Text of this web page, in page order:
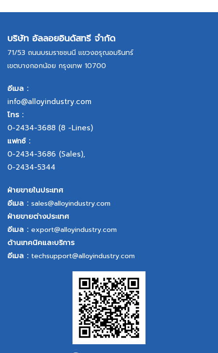
บริษัท อัลลอยอินดัสทรี จำกัด
71/53 ถนนบรมราชชนนี แขวงอรุณอมรินทร์
เขตบางกอกน้อย กรุงเทพ 10700
อีเมล :
info@alloyindustry.com
โทร :
0-2434-3688 (8 -Lines)
แฟกซ์ :
0-2434-3686 (Sales),
0-2434-5344
ฝ่ายขายในประเทศ
อีเมล : sales@alloyindustry.com
ฝ่ายขายต่างประเทศ
อีเมล : export@alloyindustry.com
ด้านเทคนิคและบริการ
อีเมล : techsupport@alloyindustry.com